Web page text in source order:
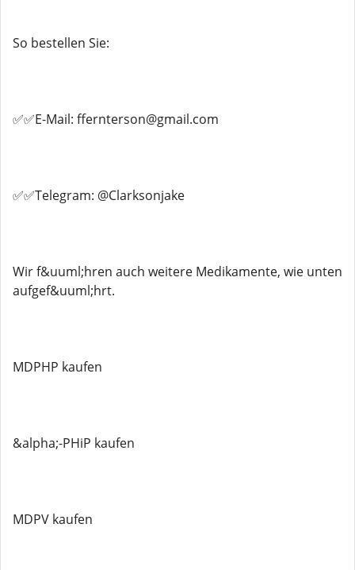
So bestellen Sie:
✅✅E-Mail: ffernterson@gmail.com
✅✅Telegram: @Clarksonjake
Wir f&uuml;hren auch weitere Medikamente, wie unten
aufgef&uuml;hrt.
MDPHP kaufen
&alpha;-PHiP kaufen
MDPV kaufen